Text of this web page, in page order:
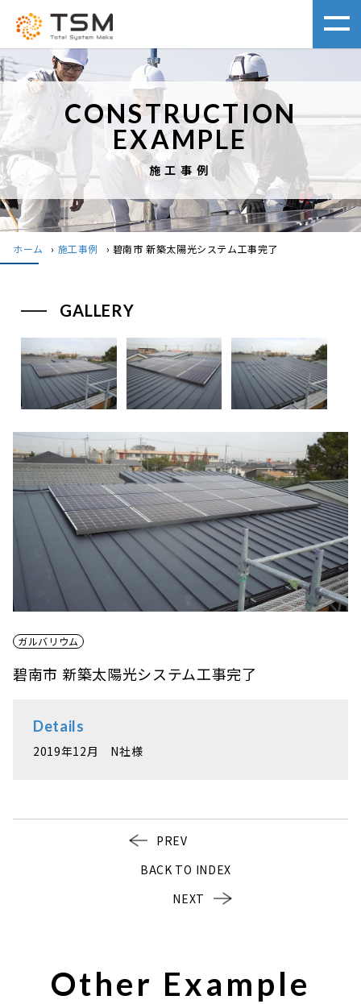
CONSTRUCTION
EXAMPLE
施工事例
ホーム › 施工事例 › 碧南市 新築太陽光システム工事完了
ガルバリウム
碧南市 新築太陽光システム工事完了
Details
2019年12月 N社様
GALLERY
PREV
BACK TO INDEX
NEXT
Other Example